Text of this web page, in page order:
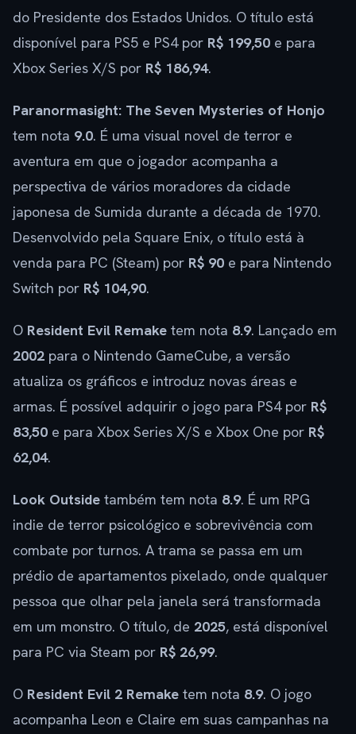
do Presidente dos Estados Unidos. O título está
disponível para PS5 e PS4 por R$ 199,50 e para
Xbox Series X/S por R$ 186,94.
Paranormasight: The Seven Mysteries of Honjo
tem nota 9.0. É uma visual novel de terror e
aventura em que o jogador acompanha a
perspectiva de vários moradores da cidade
japonesa de Sumida durante a década de 1970.
Desenvolvido pela Square Enix, o título está à
venda para PC (Steam) por R$ 90 e para Nintendo
Switch por R$ 104,90.
O Resident Evil Remake tem nota 8.9. Lançado em
2002 para o Nintendo GameCube, a versão
atualiza os gráficos e introduz novas áreas e
armas. É possível adquirir o jogo para PS4 por R$
83,50 e para Xbox Series X/S e Xbox One por R$
62,04.
Look Outside também tem nota 8.9. É um RPG
indie de terror psicológico e sobrevivência com
combate por turnos. A trama se passa em um
prédio de apartamentos pixelado, onde qualquer
pessoa que olhar pela janela será transformada
em um monstro. O título, de 2025, está disponível
para PC via Steam por R$ 26,99.
O Resident Evil 2 Remake tem nota 8.9. O jogo
acompanha Leon e Claire em suas campanhas na